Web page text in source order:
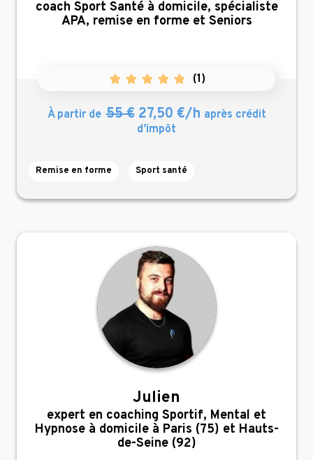
,
coach Sport Santé à domicile, spécialiste
APA, remise en forme et Seniors
(1)
À partir de 55 €27,50 €/h après crédit
d’impôt
Remise en forme Sport santé
Julien
,
expert en coaching Sportif, Mental et
Hypnose à domicile à Paris (75) et Hauts-
de-Seine (92)